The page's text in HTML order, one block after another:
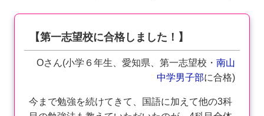
【第一志望校に合格しました！】
Oさん(小学６年生、愛知県、第一志望校・ 南山
中学男子部に合格)
今まで勉強を続けてきて、国語に加えて他の3科